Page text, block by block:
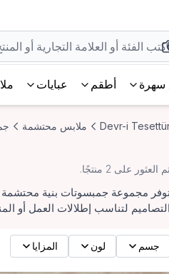
سهرة أطقم عبايات
Devr-i ملابس محتشمة
العثور على 2 منتجًا.
مجموعة جمبسوتات بنية محتشمة
التصاميم لتناسب إطلالات العمل أو
جسم لون المزايا